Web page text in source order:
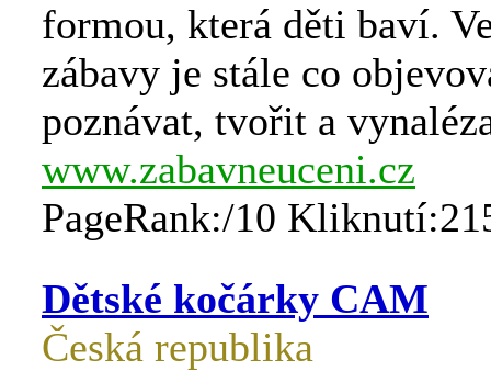
formou, která děti baví.
zábavy je stále co
poznávat, tvořit a
www.zabavneuceni.cz
PageRank:/10
Dětské kočárky CAM
Česká republika